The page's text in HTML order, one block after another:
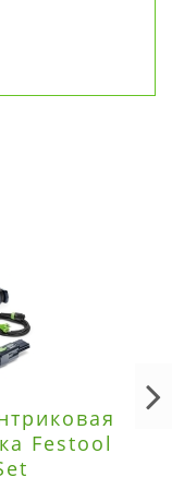
Festool